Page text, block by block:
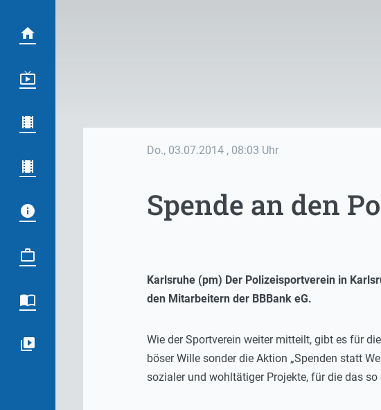
Do., 03.07.2014 , 08:03 Uhr
Spende an den
Karlsruhe (pm) Der Polizeisportverein in
den Mitarbeitern der BBBank eG.
Wie der Sportverein weiter mitteilt, gibt es für
böser Wille sonder die Aktion „Spenden statt
sozialer und wohltätiger Projekte, für die das